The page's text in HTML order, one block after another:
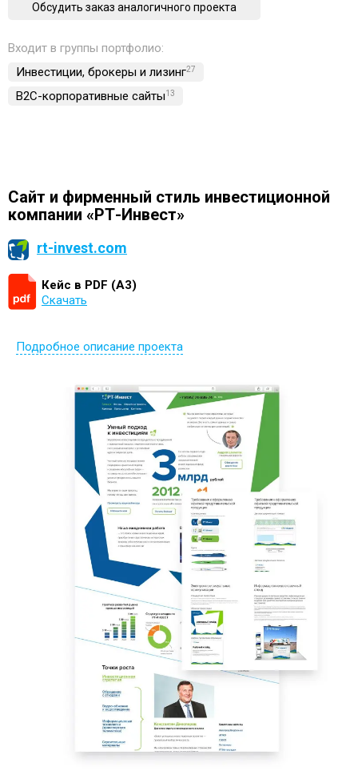
Обсудить заказ аналогичного проекта
Входит в группы портфолио:
Инвестиции, брокеры и лизинг27
B2C-корпоративные сайты13
Сайт и фирменный стиль инвестиционной
компании «РТ-Инвест»
rt-invest.com
Кейс в PDF (А3)
Скачать
Подробное описание проекта